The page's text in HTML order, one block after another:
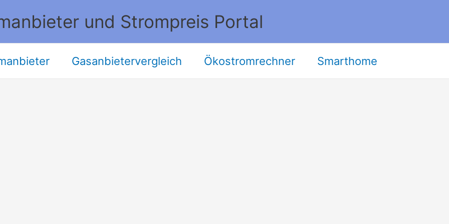
und Strompreis Portal
Gasanbietervergleich Ökostromrechner Smarthome